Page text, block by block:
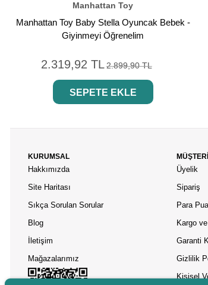
Manhattan Toy
Manhattan Toy Baby Stella Oyuncak Bebek -
Giyinmeyi Öğrenelim
2.319,92 TL2.899,90 TL
SEPETE EKLE
KURUMSAL
Hakkımızda
Site Haritası
Sıkça Sorulan Sorular
Blog
İletişim
Mağazalarımız
Üyelik
Sipariş
Para
Kargo
Garanti
Gizlilik
Kişisel